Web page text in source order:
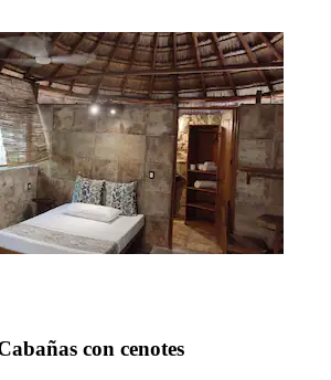
con cenotes